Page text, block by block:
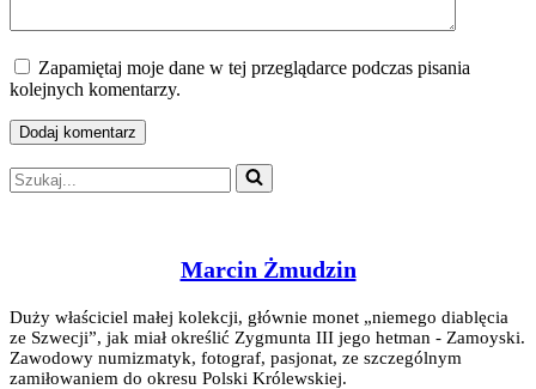
Zapamiętaj moje dane w tej przeglądarce podczas pisania
kolejnych komentarzy.
Szukaj...
Marcin Żmudzin
Duży właściciel małej kolekcji, głównie monet „niemego diablęcia
ze Szwecji”, jak miał określić Zygmunta III jego hetman - Zamoyski.
Zawodowy numizmatyk, fotograf, pasjonat, ze szczególnym
zamiłowaniem do okresu Polski Królewskiej.